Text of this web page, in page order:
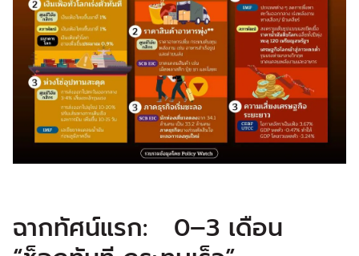
ฉากทัศน์แรก: 0–3 เดือน